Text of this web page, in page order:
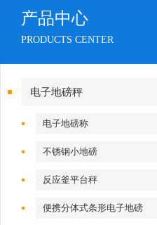
产品中心
PRODUCTS CENTER
电子地磅秤
电子地磅称
不锈钢小地磅
反应釜平台秤
便携分体式条形电子地磅